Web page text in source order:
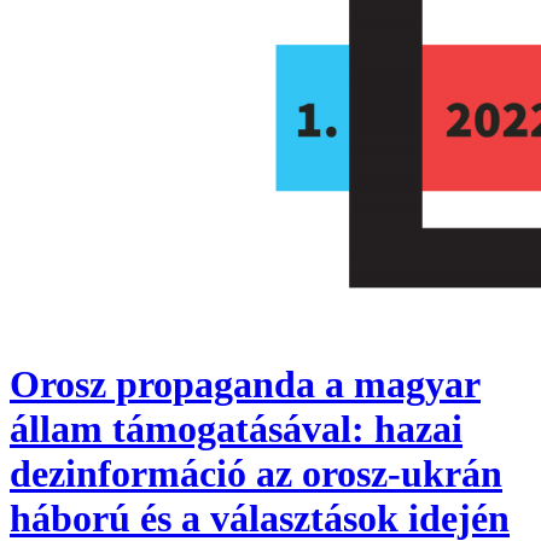
Orosz propaganda a magyar
állam támogatásával: hazai
dezinformáció az orosz-ukrán
háború és a választások idején